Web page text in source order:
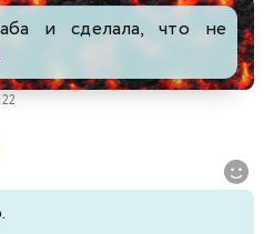
и сделала, что не